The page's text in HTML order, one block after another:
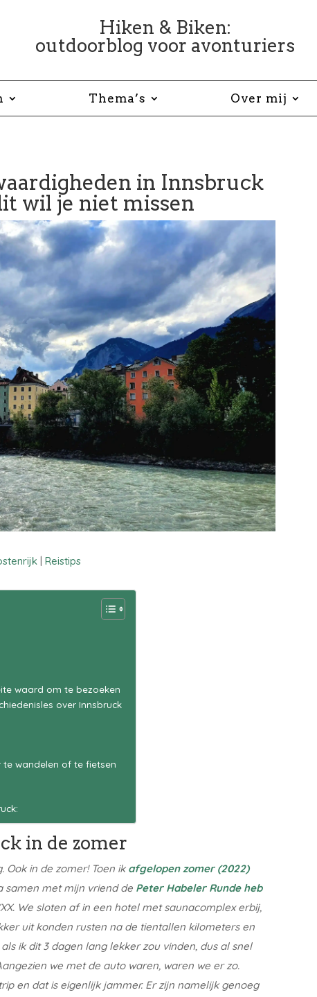
Hiken & Biken:
outdoorblog voor avonturiers
Thema’s Over mij
in Innsbruck
wil je niet missen
|Reistips
waard om te bezoeken
over Innsbruck
te wandelen of te fietsen
in de zomer
Ook in de zomer! Toen ik afgelopen zomer (2022)
samen met mijn vriend de Peter Habeler Runde heb
We sloten af in een hotel met saunacomplex erbij,
uit konden rusten na de tientallen kilometers en
ik dit 3 dagen lang lekker zou vinden, dus al snel
we met de auto waren, waren we er zo.
en dat is eigenlijk jammer. Er zijn namelijk genoeg